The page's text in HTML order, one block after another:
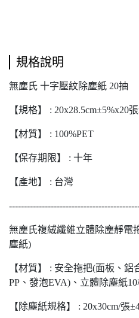
規格說明
無塵氏 十字壓紋除塵紙 20抽
【規格】 : 20x28.5cm±5%x20
【材質】 : 100%PET
【保存期限】 : 十年
【產地】 : 台灣
無塵氏複絨纖維立體除塵靜電
塵紙)
【材質】 : 安全拖把(面板、
PP、發泡EVA)、立體除塵紙10
【除塵紙規格】 : 20x30cm/張